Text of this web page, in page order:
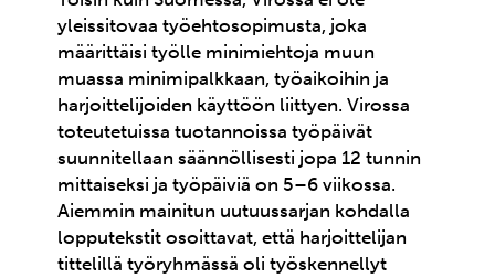
yleissitovaa työehtosopimusta, joka
määrittäisi työlle minimiehtoja muun
muassa minimipalkkaan, työaikoihin ja
harjoittelijoiden käyttöön liittyen. Virossa
toteutetuissa tuotannoissa työpäivät
suunnitellaan säännöllisesti jopa 12 tunnin
mittaiseksi ja työpäiviä on 5–6 viikossa.
Aiemmin mainitun uutuussarjan kohdalla
lopputekstit osoittavat, että harjoittelijan
tittelillä työryhmässä oli työskennellyt